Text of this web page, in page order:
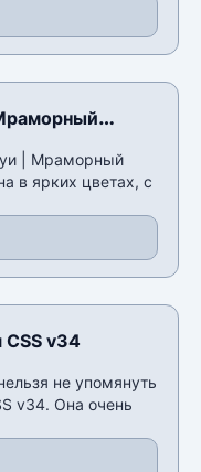
| Мраморный
в ярких цветах, с
v34
не упомянуть
v34. Она очень